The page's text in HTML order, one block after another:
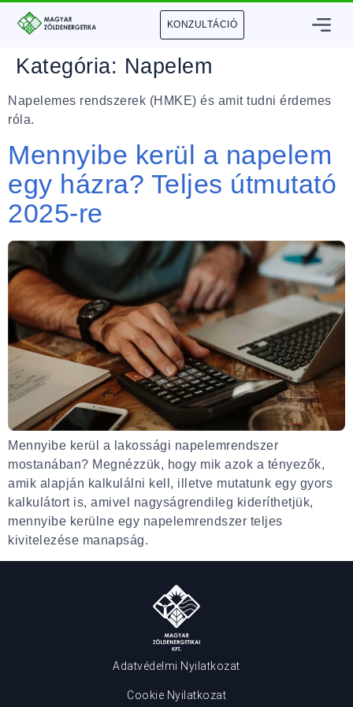
KONZULTÁCIÓ
Kategória: Napelem
Napelemes rendszerek (HMKE) és amit tudni érdemes
róla.
Mennyibe kerül a napelem
egy házra? Teljes útmutató
2025-re
Mennyibe kerül a lakossági napelemrendszer
mostanában? Megnézzük, hogy mik azok a tényezők,
amik alapján kalkulálni kell, illetve mutatunk egy gyors
kalkulátort is, amivel nagyságrendileg kideríthetjük,
mennyibe kerülne egy napelemrendszer teljes
kivitelezése manapság.
Adatvédelmi Nyilatkozat
Cookie Nyilatkozat